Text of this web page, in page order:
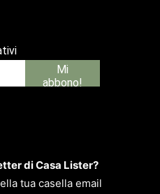
di Casa Lister?
tua casella email